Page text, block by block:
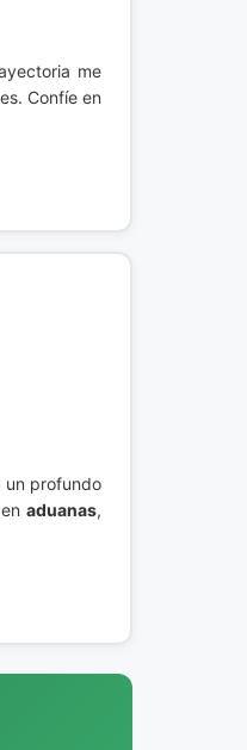
me
Confíe en
un profundo
aduanas,